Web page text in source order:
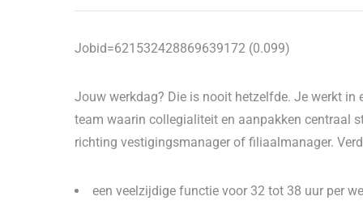
Jobid=621532428869639172 (0.099)
Jouw werkdag? Die is nooit hetzelfde. Je werkt in
team waarin collegialiteit en aanpakken centraal
richting vestigingsmanager of filiaalmanager.
een veelzijdige functie voor 32 tot 38 uur per